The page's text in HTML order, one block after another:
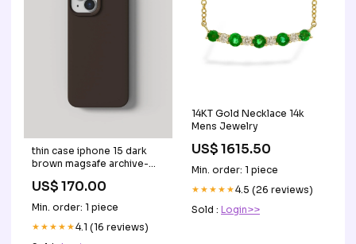
thin case iphone 15 dark
brown magsafe archive-
US$ 170.00
Min. order: 1 piece
★★★★★4.1 (16 reviews)
14KT Gold Necklace 14k
Mens Jewelry
US$ 1615.50
Min. order: 1 piece
★★★★★4.5 (26 reviews)
Sold : Login>>